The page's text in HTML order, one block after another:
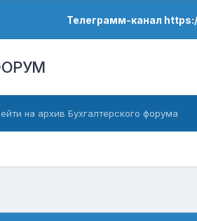
Телеграмм-канал
на архив Бухгалтерского форума